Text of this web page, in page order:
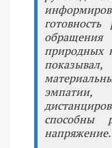
природных
способны
напряжение.